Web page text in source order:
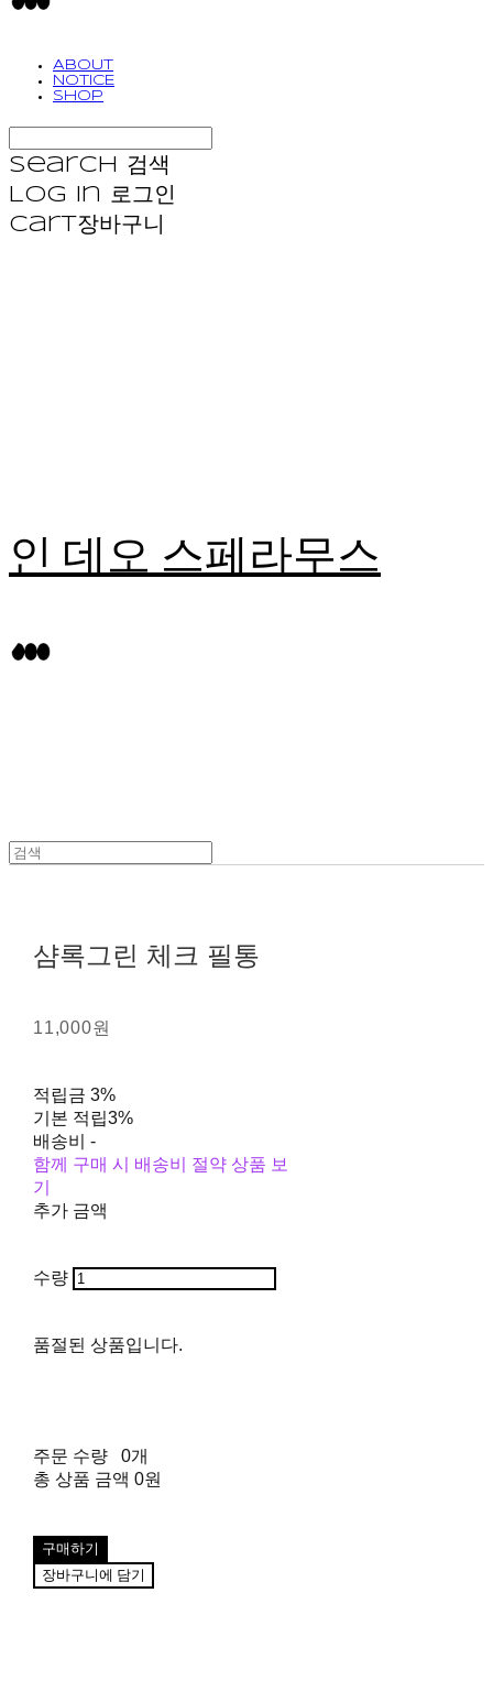
ABOUT
NOTICE
SHOP
Search
검색
Log In 로그인
Cart장바구니
인 데오 스페라무스
샴록그린 체크 필통
11,000원
적립금 3%
기본 적립3%
배송비 -
함께 구매 시 배송비 절약 상품 보
기
추가 금액
수량
품절된 상품입니다.
주문 수량
0개
총 상품 금액 0원
구매하기
장바구니에 담기